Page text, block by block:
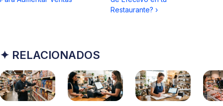
Restaurante? ›
✦ RELACIONADOS